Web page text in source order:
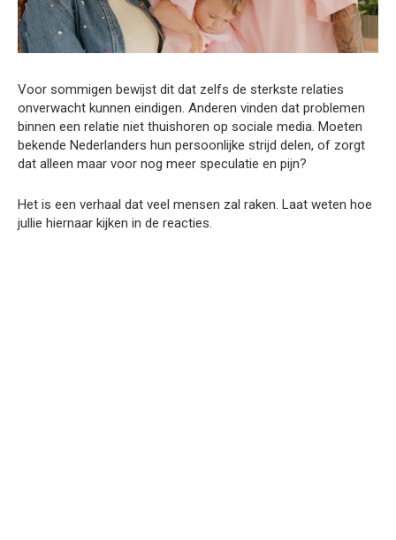
Voor sommigen bewijst dit dat zelfs de sterkste relaties
onverwacht kunnen eindigen. Anderen vinden dat problemen
binnen een relatie niet thuishoren op sociale media. Moeten
bekende Nederlanders hun persoonlijke strijd delen, of zorgt
dat alleen maar voor nog meer speculatie en pijn?
Het is een verhaal dat veel mensen zal raken. Laat weten hoe
jullie hiernaar kijken in de reacties.